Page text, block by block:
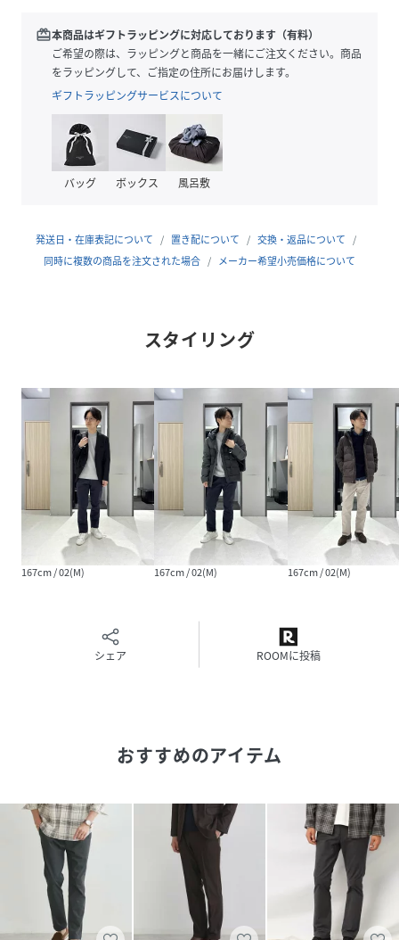
す。
・様々な体型に合うサイズ展開。XS～4Lまでの7サイズをご
用意。
・豊富な7色のカラーバリエーション展開（グレー、チャコ
ールグレー、ベージュ、ブルー、ネイビー、オリーブ、ボル
ドーの7色展開）
・カジュアルなコーディネートはもちろん、ジャケットとの
組み合わせにも最適で、汎用性の高い一着です。
【素材・特性】
ットやカットソーにブルゾンを合わせた休日カジュアルスタ
イリングまで幅広いスタイリングに取り入れることが出来ま
性別タイプ メンズ
原産国 ベトナム製
素材 コットン97% ポリウレタン3％
05(3L)、06(4L)
クリーニング
redeem本商品はギフトラッピングに対応しております（有料）
ご希望の際は、ラッピングと商品を一緒にご注文ください。商品
をラッピングして、ご指定の住所にお届けします。
ギフトラッピングサービスについて
バッグ ボックス 風呂敷
発送日・在庫表記について 置き配について
交換・返品について
同時に複数の商品を注文された場合
メーカー希望小売価格について
スタイリング
167cm / 02(M) 167cm / 02(M) 167cm / 02(M)
シェア ROOMに投稿
おすすめのアイテム